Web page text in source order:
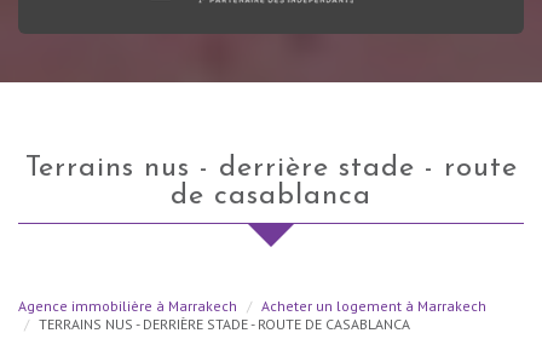
terrains nus - derrière stade - route
de casablanca
Agence immobilière à Marrakech
Acheter un logement à Marrakech
TERRAINS NUS - DERRIÈRE STADE - ROUTE DE CASABLANCA